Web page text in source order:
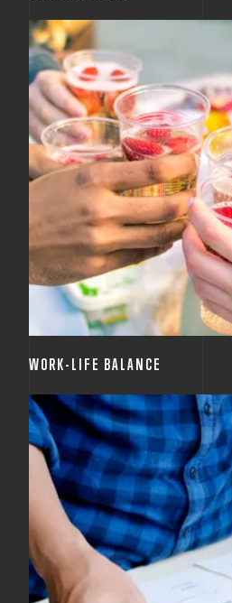
Podporujeme rovnováhu mezi
životem a vytváříme
WORK-LIFE BALANCE
Víme, že firma může růst jen
proto plně podporujeme